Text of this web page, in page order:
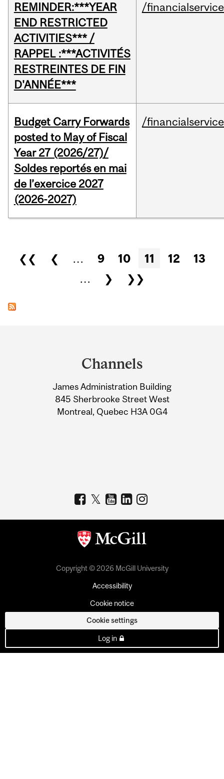
REMINDER:***YEAR
END RESTRICTED
ACTIVITIES*** /
RAPPEL :***ACTIVITÉS
RESTREINTES DE FIN
D'ANNÉE***
/
Budget Carry Forwards
posted to May of Fiscal
Year 27 (2026/27)/
Soldes reportés en mai
de l’exercice 2027
(2026-2027)
/
Pages
❮❮ ❮ … 9 10 11 12
13
…
❯ ❯❯
Information
Channels
James Administration Building
845 Sherbrooke Street West
Montreal, Quebec H3A 0G4
Copyright © 2026 McGill University
Accessibility
Cookie notice
Cookie settings
Log in